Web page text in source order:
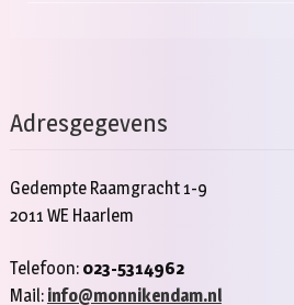
Adresgegevens
Gedempte Raamgracht 1-9
2011 WE Haarlem
Telefoon: 023-5314962
Mail: info@monnikendam.nl